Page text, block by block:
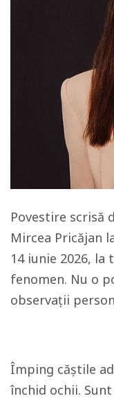
Povestire scrisă
Mircea Pricăjan
14 iunie 2026, la
fenomen. Nu o
observații
Împing căștile
închid ochii.